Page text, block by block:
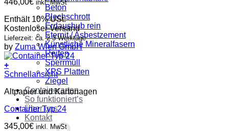
Beton
Blechschrott
Erdaushub rein
Eternit / Asbestzement
Künstliche Mineralfasern
Reifen
Sperrmüll
XPS Platten
Ziegel
Containerarten
So funktioniert’s
Über uns
Kontakt
446,00€ inkl. MwSt
Enthält 10% USt.
Kostenloser Versand
Lieferzeit: ca. 2-3 Werktage
by Zuma Wien GmbH
+
Schnellansicht
Altpapier und Kartonagen
Container Typ 24
345,00€ inkl. MwSt